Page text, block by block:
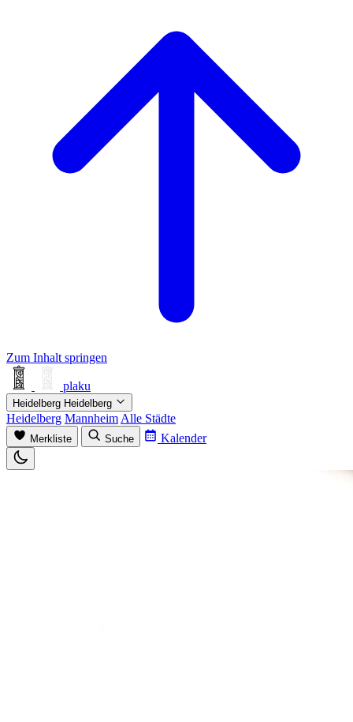
Zum Inhalt springen
plaku
Heidelberg Heidelberg
Heidelberg Mannheim Alle Städte
Merkliste Suche Kalender